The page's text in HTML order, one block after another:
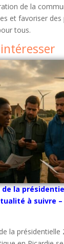
de la
et favoriser des
tous.
de la
à suivre
la présidentielle